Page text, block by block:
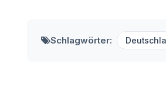
Schlagwörter: